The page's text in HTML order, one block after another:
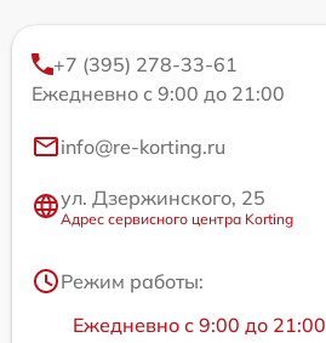
+7 (395) 278-33-61
Ежедневно с 9:00 до 21:00
info@re-korting.ru
ул. Дзержинского, 25
Адрес сервисного центра Korting
Режим работы:
Ежедневно с 9:00 до 21:00